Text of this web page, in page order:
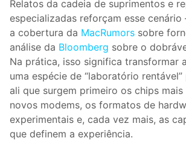
Relatos da cadeia de suprimentos e
especializadas reforçam esse
a cobertura da MacRumors sobre
análise da Bloomberg sobre o
Na prática, isso significa transformar
uma espécie de “laboratório
ali que surgem primeiro os chips
novos modems, os formatos de
experimentais e, cada vez mais, as
que definem a experiência.